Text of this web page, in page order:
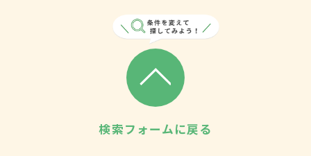
検索フォームに戻る